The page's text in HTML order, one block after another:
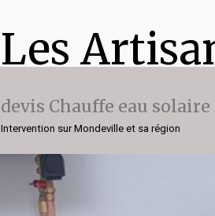
Les
devis Chauffe eau
Intervention sur Mondeville et sa région